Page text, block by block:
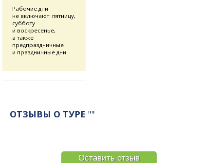
Рабочие дни
не включают: пятницу,
субботу
и воскресенье,
а также
предпраздничные
и праздничные дни
ОТЗЫВЫ О ТУРЕ ""
Оставить отзыв